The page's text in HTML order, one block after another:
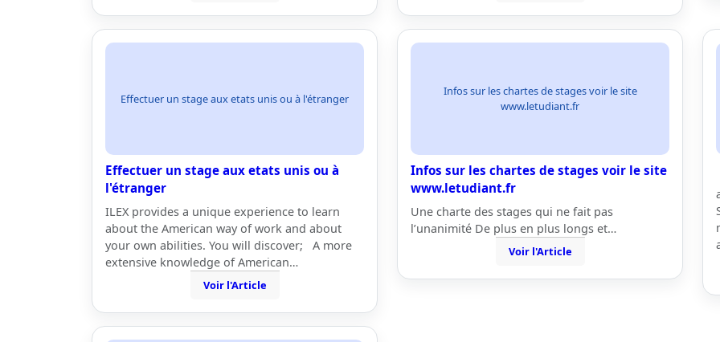
Effectuer un stage aux etats unis ou à l'étranger
Effectuer un stage aux etats unis ou à
l'étranger
ILEX provides a unique experience to learn
about the American way of work and about
your own abilities. You will discover; A more
extensive knowledge of American…
Voir l'Article
Infos sur les chartes de stages voir le site
www.letudiant.fr
Infos sur les chartes de stages voir le site
www.letudiant.fr
Une charte des stages qui ne fait pas
l’unanimité De plus en plus longs et…
Voir l'Article